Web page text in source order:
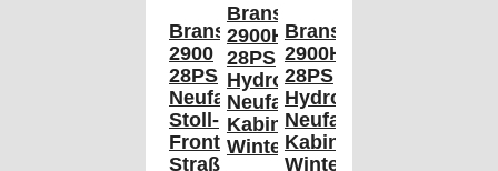
Branson
2900
28PS
Neufahrzeug,
Stoll-
Frontlader,
Straßenzulassung
Branson
2900H
28PS
Hydrostat,
Neufahrzeug,
Kabine,
Winterdienst
Branson
2900H
28PS
Hydrostat,
Neufahrzeug,
Kabine,
Winterdienst